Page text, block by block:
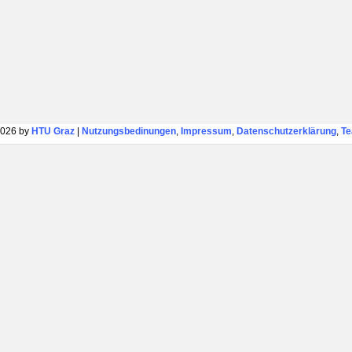
by HTU Graz| Nutzungsbedinungen, Impressum, Datenschutzerklärung,